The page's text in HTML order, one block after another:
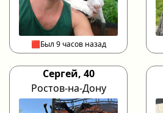
🟥Был 9 часов назад
Сергей, 40
Ростов-на-Дону